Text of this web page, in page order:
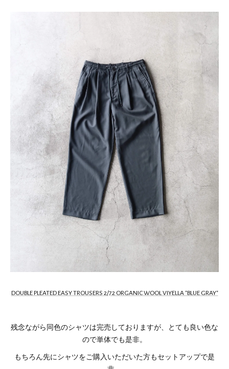
DOUBLE PLEATED EASY TROUSERS 2/72 ORGANIC WOOL VIYELLA "BLUE GRAY"
残念ながら同色のシャツは完売しておりますが、とても良い色な
ので単体でも是非。
もちろん先にシャツをご購入いただいた方もセットアップで是